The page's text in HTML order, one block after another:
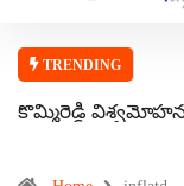
TRENDING
కొమ్మిరెడ్డి